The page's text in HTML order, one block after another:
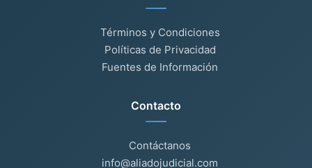
Términos y Condiciones
Políticas de Privacidad
Fuentes de Información
Contacto
Contáctanos
info@aliadojudicial.com